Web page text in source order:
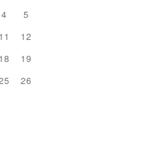
4
5
11
12
18
19
26